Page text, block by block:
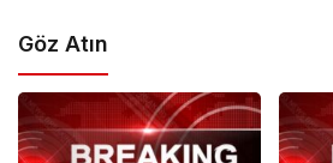
Göz Atın